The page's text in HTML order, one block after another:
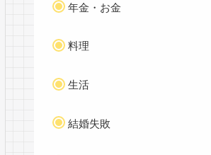
年金・お金
料理
生活
結婚失敗